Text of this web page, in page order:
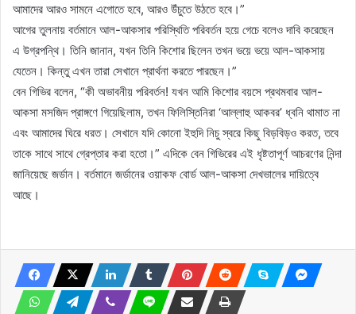
আমাদের আরও সামনে এগোতে হবে, আরও উঁচুতে উঠতে হবে।”
আগের তুলনায় বর্তমানে আল-আকসার পরিস্থিতি পরিবর্তন হয়ে গেচে বলেও দাবি করেছেন
এ উগ্রপন্থি। তিনি জানান, যখন তিনি কিশোর ছিলেন তখন ভয়ে ভয়ে আল-আকসায়
যেতেন। কিন্তু এখন তারা সেখানে প্রার্থনা করতে পারছেন।”
বেন গিভির বলেন, “কী অভাবনীয় পরিবর্তন! যখন আমি কিশোর বয়সে প্রথমবার আল-
আকসা মসজিদ প্রাঙ্গণে গিয়েছিলাম, তখন ফিলিস্তিনিরা ‘আল্লাহু আকবর’ ধ্বনি থামাত না
এবং আমাদের ঘিরে ধরত। সেখানে যদি কোনো ইহুদি নিচু স্বরে কিছু বিড়বিড়ও করত, তবে
তাকে সাথে সাথে গ্রেপ্তার করা হতো।” এদিকে বেন গিভিরের এই ধৃষ্টতাপূর্ণ আচরণের নিন্দা
জানিয়েছে জর্ডান। বর্তমানে জর্ডানের ওয়াকফ বোর্ড আল-আকসা দেখভালের দায়িত্বে
আছে।